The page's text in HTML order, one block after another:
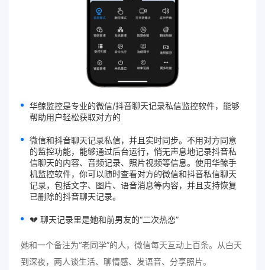
华鲸监控是专业的微信/抖音聊天记录私信监控软件，能够
帮助用户轻松获取对方的
微信和抖音聊天记录私信，并且实时同步。 不用对方同意
的监控功能，能够通过后台运行，悄无声息地记录抖音私
信聊天的内容、音频记录、照片视频等信息。使用华鲸手
机监控软件，你可以随时查看对方的微信和抖音私信聊天
记录，包括文字、图片、语音消息等内容，并且支持恢复
已删除的抖音聊天记录。
💔 聊天记录里是她和前男友的“二次热恋”
她和一个备注为“老同学”的人，微信每天互动上百条。从白天
到深夜，两人谈生活、聊情感、发语音、分享照片。